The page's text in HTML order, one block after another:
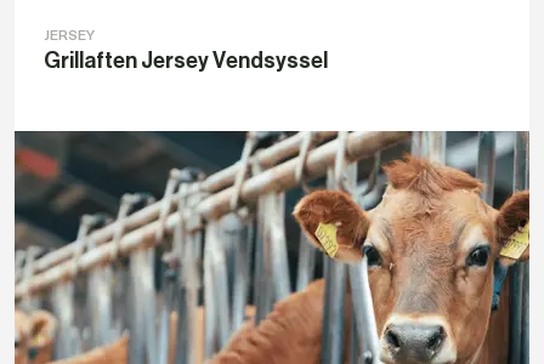
JERSEY
Grillaften Jersey Vendsyssel